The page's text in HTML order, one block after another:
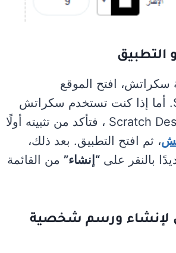
التطبيق
افتح الموقع
Scratch.mit.edu. أما إذا كنت تستخدم سكراتش
على جهازك Scratch Desktop ، فتأكد من تثبيته أولًا
، ثم افتح التطبيق. بعد ذلك،
بالنقر على “إنشاء” من القائمة
لإنشاء ورسم شخصية